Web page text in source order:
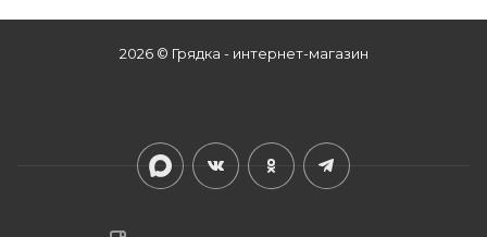
2026 © Грядка - интернет-магазин